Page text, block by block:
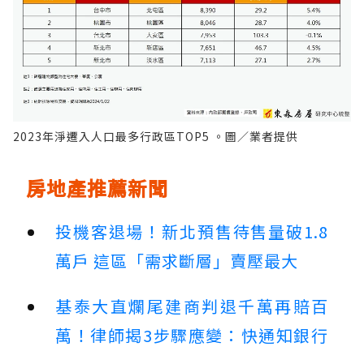
2023年淨遷入人口最多行政區TOP5 。圖／業者提供
房地產推薦新聞
投機客退場！新北預售待售量破1.8
萬戶 這區「需求斷層」賣壓最大
基泰大直爛尾建商判退千萬再賠百
萬！律師揭3步驟應變：快通知銀行